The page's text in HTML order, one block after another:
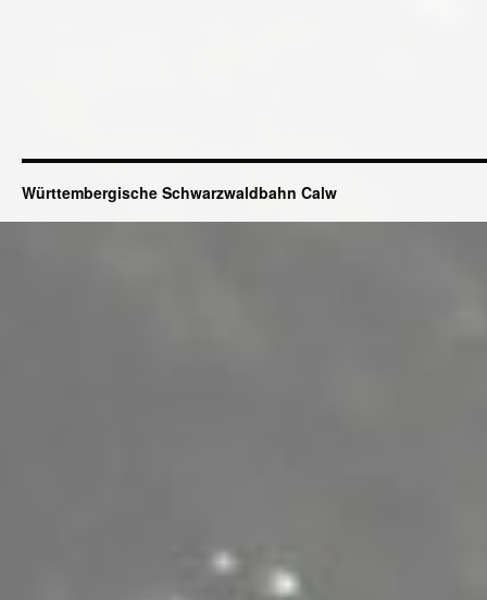
Württembergische Schwarzwaldbahn Calw